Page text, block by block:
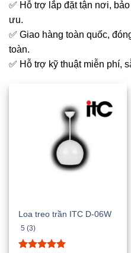
✅ Hỗ trợ lắp đặt tận nơi,
ưu.
✅ Giao hàng toàn quốc,
toàn.
✅ Hỗ trợ kỹ thuật miễn phí,
Loa treo trần ITC D-06W
5 (3)